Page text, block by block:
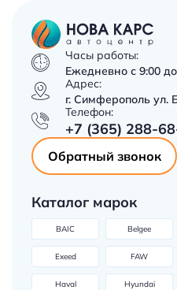
Часы работы:
Ежедневно с 9:00
Адрес:
г. Симферополь ул.
Телефон:
+7 (365) 288-
Обратный звонок
Каталог марок
BAIC Belgee
Exeed FAW
Haval Hyundai